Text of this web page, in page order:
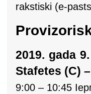
rakstiski (e-
2019. gada
Stafetes (C)
9:00 – 10:45